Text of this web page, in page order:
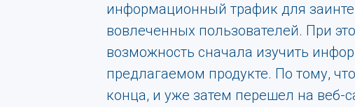
информационный трафик для
вовлеченных пользователей. При
возможность сначала изучить
предлагаемом продукте. По тому,
конца, и уже затем перешел на веб-